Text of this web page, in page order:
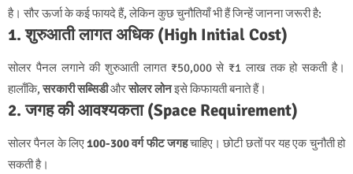
है। सौर ऊर्जा के कई फायदे हैं, लेकिन कुछ चुनौतियाँ भी हैं जिन्हें जानना जरूरी है:
1. शुरुआती लागत अधिक (High Initial Cost)
सोलर पैनल लगाने की शुरुआती लागत ₹50,000 से ₹1 लाख तक हो सकती है।
हालाँकि,सरकारी सब्सिडीऔरसोलर लोनइसे किफायती बनाते हैं।
2. जगह की आवश्यकता (Space Requirement)
सोलर पैनल के लिए100-300 वर्ग फीट जगहचाहिए। छोटी छतों पर यह एक चुनौती हो
सकती है।